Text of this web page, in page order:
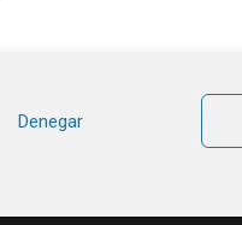
Denegar